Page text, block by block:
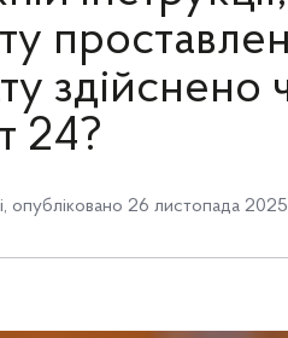
здійснено
24?
, опубліковано 26 листопада